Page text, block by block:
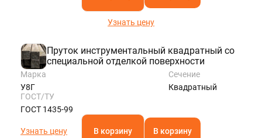
Узнать цену
Пруток инструментальный квадратный со
специальной отделкой поверхности
Марка
У8Г
Сечение
Квадратный
ГОСТ/ТУ
ГОСТ 1435-99
Узнать цену В корзину В корзину